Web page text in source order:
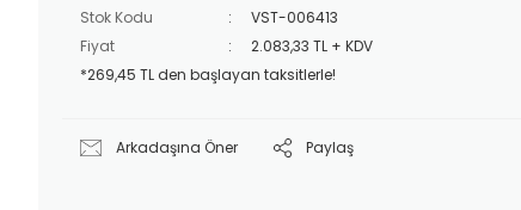
Stok Kodu
VST-006413
Fiyat
2.083,33 TL + KDV
*269,45 TL den başlayan taksitlerle!
Arkadaşına Öner Paylaş